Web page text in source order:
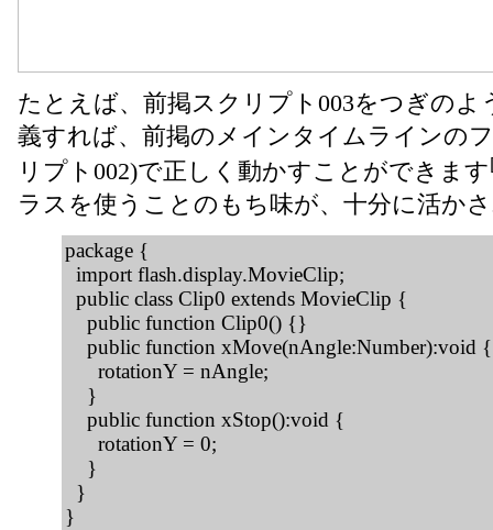
たとえば、前掲スクリプト003をつぎの
義すれば、前掲のメインタイムラインの
リプト002)で正しく動かすことができます
ラスを使うことのもち味が、十分に活か
package {
import flash.display.MovieClip;
public class Clip0 extends MovieClip {
public function Clip0() {}
public function xMove(nAngle:Number):void {
rotationY = nAngle;
}
public function xStop():void {
rotationY = 0;
}
}
}